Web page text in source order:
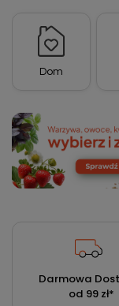
Dom
Darmowa
od 99 zł*